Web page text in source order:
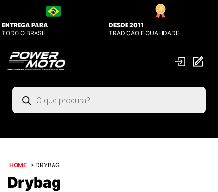
ENTREGA PARA
TODO O BRASIL
DESDE 2011
TRADIÇÃO E QUALIDADE
Pesquisar
produtos
HOME > DRYBAG
Drybag